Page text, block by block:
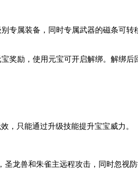
专属装备，同时专属武器的磁条可
奖励，使用元宝可开启解绑。解绑
，只能通过升级技能提升宝宝威力。
龙兽和朱雀主远程攻击，同时忽视防